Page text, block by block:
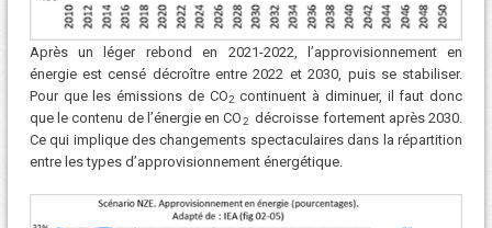
Après un léger rebond en 2021-2022, l’approvisionnement en
énergie est censé décroître entre 2022 et 2030, puis se stabiliser.
Pour que les émissions de CO2 continuent à diminuer, il faut donc
que le contenu de l’énergie en CO2décroisse fortement après 2030.
Ce qui implique des changements spectaculaires dans la répartition
entre les types d’approvisionnement énergétique.